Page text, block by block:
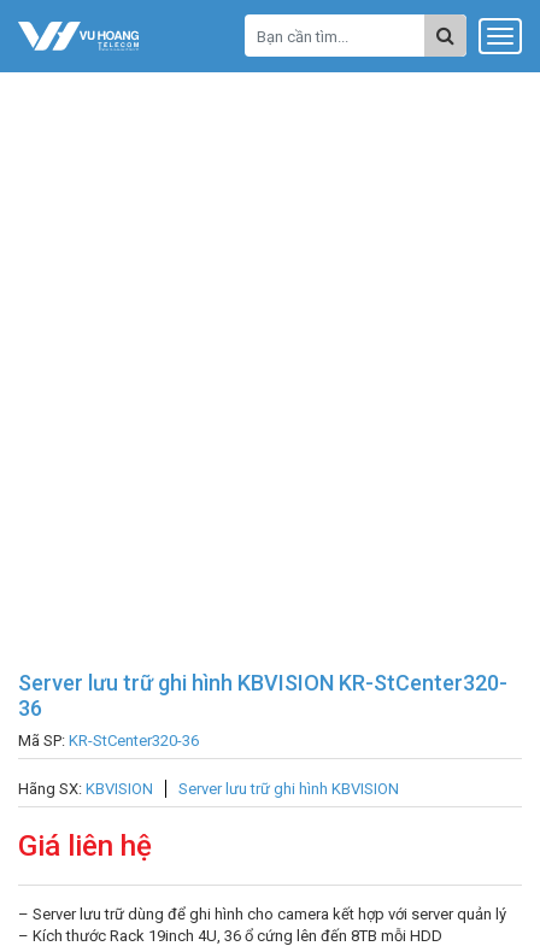
Server lưu trữ ghi hình KBVISION KR-StCenter320-
36
Mã SP: KR-StCenter320-36
Hãng SX: KBVISION Server lưu trữ ghi hình KBVISION
Giá liên hệ
– Server lưu trữ dùng để ghi hình cho camera kết hợp với server quản lý
– Kích thước Rack 19inch 4U, 36 ổ cứng lên đến 8TB mỗi HDD